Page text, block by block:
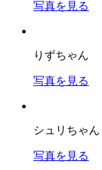
写真を見る
りずちゃん
写真を見る
シュリちゃん
写真を見る